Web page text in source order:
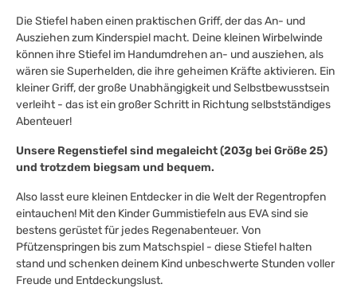
Die Stiefel haben einen praktischen Griff, der das An- und
Ausziehen zum Kinderspiel macht. Deine kleinen Wirbelwinde
können ihre Stiefel im Handumdrehen an- und ausziehen, als
wären sie Superhelden, die ihre geheimen Kräfte aktivieren. Ein
kleiner Griff, der große Unabhängigkeit und Selbstbewusstsein
verleiht - das ist ein großer Schritt in Richtung selbstständiges
Abenteuer!
Unsere Regenstiefel sind megaleicht (203g bei Größe 25)
und trotzdem biegsam und bequem.
Also lasst eure kleinen Entdecker in die Welt der Regentropfen
eintauchen! Mit den Kinder Gummistiefeln aus EVA sind sie
bestens gerüstet für jedes Regenabenteuer. Von
Pfützenspringen bis zum Matschspiel - diese Stiefel halten
stand und schenken deinem Kind unbeschwerte Stunden voller
Freude und Entdeckungslust.